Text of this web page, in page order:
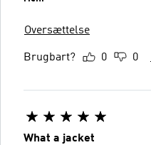
Oversættelse
Brugbart? 0 0
What a jacket